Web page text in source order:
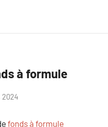
à formule
2024
fonds à formule